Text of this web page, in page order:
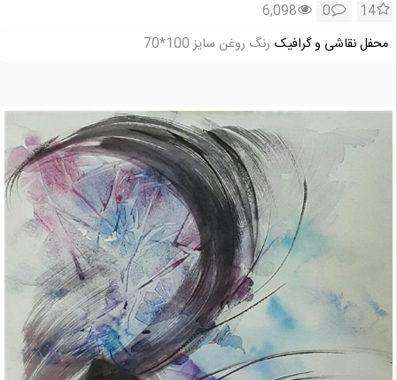
14
0
6,098
محفل نقاشی و گرافیک رنگ روغن سایز 100*70